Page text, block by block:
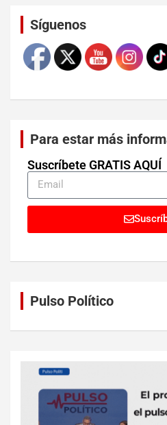
Síguenos
Para estar más
Suscríbete GRATIS AQUÍ
Pulso Político